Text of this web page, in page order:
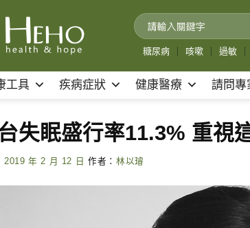
糖尿病 咳嗽 過敏
工具 疾病症狀 健康醫療 請問專
失眠盛行率11.3% 重視
2019 年 2 月 12 日 作者： 林以璿